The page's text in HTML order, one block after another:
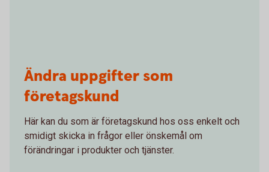
Ändra uppgifter som
företagskund
Här kan du som är företagskund hos oss enkelt och
smidigt skicka in frågor eller önskemål om
förändringar i produkter och tjänster.